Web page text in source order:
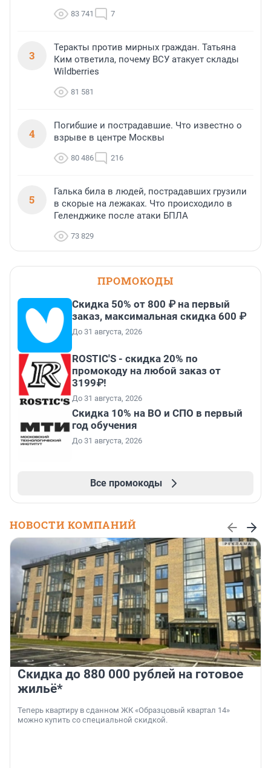
83 741 7
3
Теракты против мирных граждан. Татьяна
Ким ответила, почему ВСУ атакует склады
Wildberries
81 581
4
Погибшие и пострадавшие. Что известно о
взрыве в центре Москвы
80 486 216
5
Галька била в людей, пострадавших грузили
в скорые на лежаках. Что происходило в
Геленджике после атаки БПЛА
73 829
ПРОМОКОДЫ
Скидка 50% от 800 ₽ на первый
заказ, максимальная скидка 600 ₽
До 31 августа, 2026
ROSTIC'S - скидка 20% по
промокоду на любой заказ от
3199₽!
До 31 августа, 2026
Скидка 10% на ВО и СПО в первый
год обучения
До 31 августа, 2026
Все промокоды
НОВОСТИ КОМПАНИЙ
Скидка до 880 000 рублей на готовое
жильё*
Теперь квартиру в сданном ЖК «Образцовый квартал 14»
можно купить со специальной скидкой.